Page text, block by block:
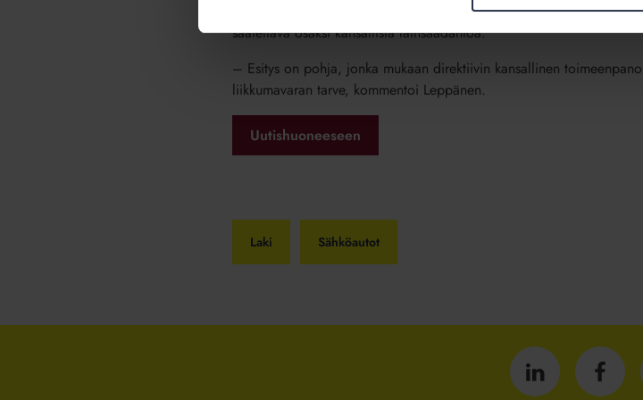
Astuakseen voimaan direktiivi tarvitsee vielä lopullisen
saatettava osaksi kansallista lainsäädäntöä.
– Esitys on pohja, jonka mukaan direktiivin kansallinen
liikkumavaran tarve, kommentoi Leppänen.
Uutishuoneeseen
Laki Sähköautot
Isännöintiliitto